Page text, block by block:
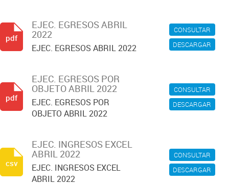
CONSULTAR
DESCARGAR
EJEC. EGRESOS ABRIL
2022
EJEC. EGRESOS ABRIL 2022
pdf
CONSULTAR
DESCARGAR
EJEC. EGRESOS POR
OBJETO ABRIL 2022
EJEC. EGRESOS POR
OBJETO ABRIL 2022
pdf
CONSULTAR
DESCARGAR
EJEC. INGRESOS EXCEL
ABRIL 2022
EJEC. INGRESOS EXCEL
ABRIL 2022
csv